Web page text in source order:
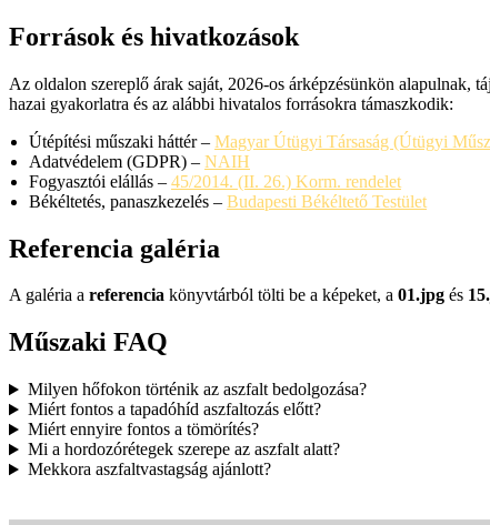
Források és hivatkozások
Az oldalon szereplő árak saját, 2026-os árképzésünkön alapulnak,
hazai gyakorlatra és az alábbi hivatalos forrásokra támaszkodik:
Útépítési műszaki háttér – Magyar Útügyi Társaság (Útügyi
Adatvédelem (GDPR) – NAIH
Fogyasztói elállás – 45/2014. (II. 26.) Korm. rendelet
Békéltetés, panaszkezelés – Budapesti Békéltető Testület
Referencia galéria
A galéria a referencia könyvtárból tölti be a képeket, a 01.jpg és
Műszaki FAQ
Milyen hőfokon történik az aszfalt bedolgozása?
Miért fontos a tapadóhíd aszfaltozás előtt?
Miért ennyire fontos a tömörítés?
Mi a hordozórétegek szerepe az aszfalt alatt?
Mekkora aszfaltvastagság ajánlott?